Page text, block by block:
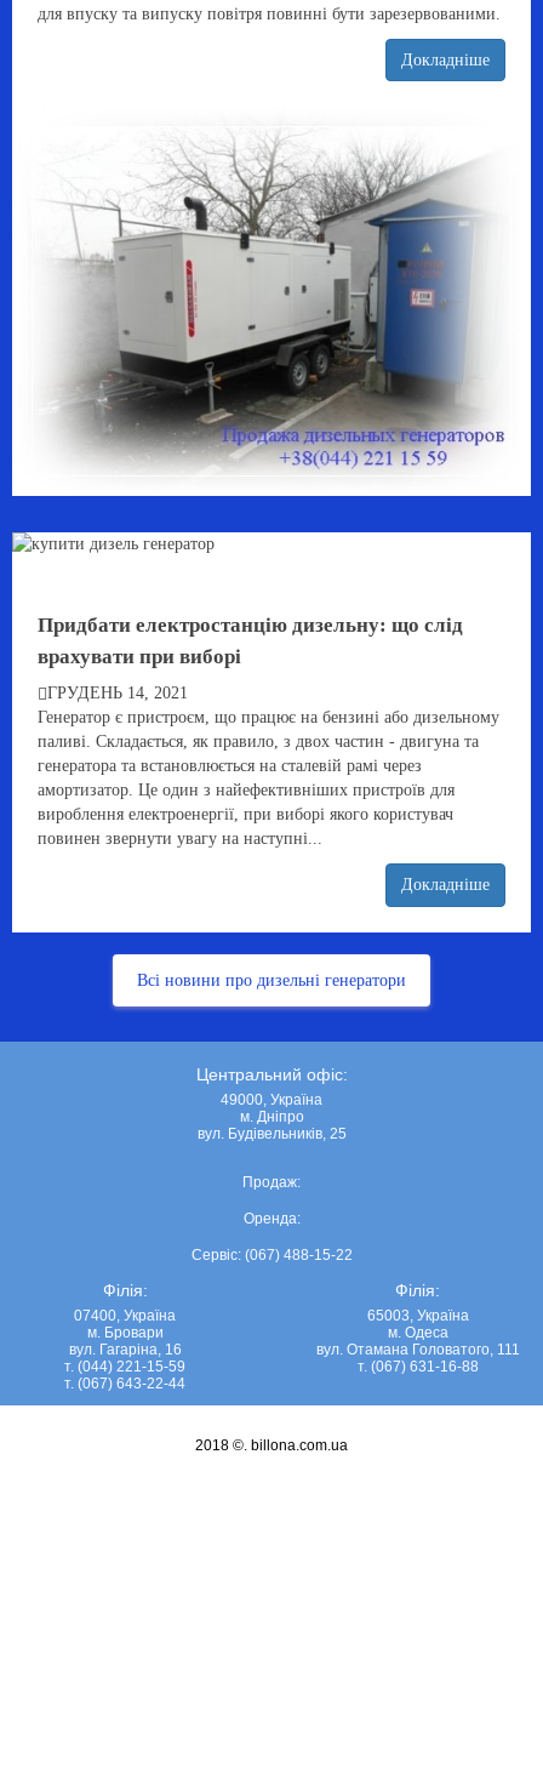
для впуску та випуску повітря повинні бути зарезервованими.
Докладніше
Придбати електростанцію дизельну: що слід
врахувати при виборі
ГРУДЕНЬ 14, 2021
Генератор є пристроєм, що працює на бензині або дизельному
паливі. Складається, як правило, з двох частин - двигуна та
генератора та встановлюється на сталевій рамі через
амортизатор. Це один з найефективніших пристроїв для
вироблення електроенергії, при виборі якого користувач
повинен звернути увагу на наступні...
Докладніше
Всі новини про дизельні генератори
Центральний офіс:
49000, Україна
м. Дніпро
вул. Будівельників, 25
Продаж:
Оренда:
Сервіс: (067) 488-15-22
Філія:
07400, Україна
м. Бровари
вул. Гагаріна, 16
т. (044) 221-15-59
т. (067) 643-22-44
Філія:
65003, Україна
м. Одеса
вул. Отамана Головатого, 111
т. (067) 631-16-88
2018 ©. billona.com.ua